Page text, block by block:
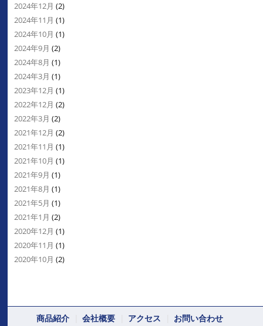
2024年12月 (2)
2024年11月 (1)
2024年10月 (1)
2024年9月 (2)
2024年8月 (1)
2024年3月 (1)
2023年12月 (1)
2022年12月 (2)
2022年3月 (2)
2021年12月 (2)
2021年11月 (1)
2021年10月 (1)
2021年9月 (1)
2021年8月 (1)
2021年5月 (1)
2021年1月 (2)
2020年12月 (1)
2020年11月 (1)
2020年10月 (2)
商品紹介 会社概要 アクセス お問い合わせ